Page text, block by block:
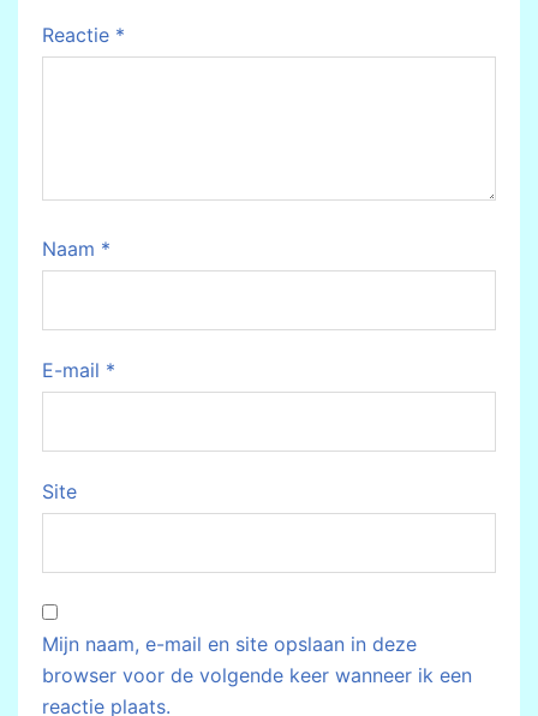
Reactie *
Naam *
E-mail *
Site
Mijn naam, e-mail en site opslaan in deze
browser voor de volgende keer wanneer ik een
reactie plaats.